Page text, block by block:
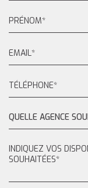
QUELLE AGENCE